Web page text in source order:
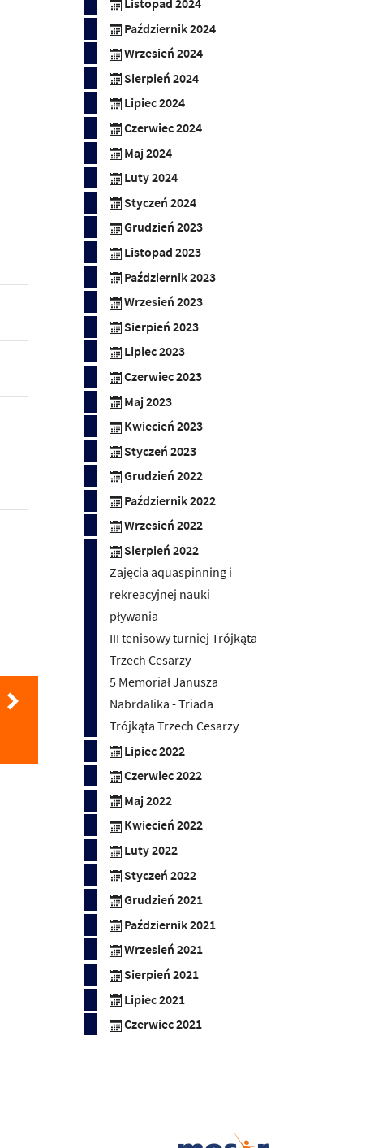
Listopad 2024
Październik 2024
Wrzesień 2024
Sierpień 2024
Lipiec 2024
Czerwiec 2024
Maj 2024
Luty 2024
Styczeń 2024
Grudzień 2023
Listopad 2023
Październik 2023
Wrzesień 2023
Sierpień 2023
Lipiec 2023
Czerwiec 2023
Maj 2023
Kwiecień 2023
Styczeń 2023
Grudzień 2022
Październik 2022
Wrzesień 2022
Sierpień 2022
Zajęcia aquaspinning i
rekreacyjnej nauki
pływania
III tenisowy turniej Trójkąta
Trzech Cesarzy
5 Memoriał Janusza
Nabrdalika - Triada
Trójkąta Trzech Cesarzy
Lipiec 2022
Czerwiec 2022
Maj 2022
Kwiecień 2022
Luty 2022
Styczeń 2022
Grudzień 2021
Październik 2021
Wrzesień 2021
Sierpień 2021
Lipiec 2021
Czerwiec 2021